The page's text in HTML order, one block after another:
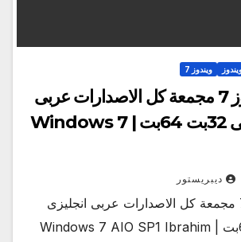
ويندوز 7
اسطوانة ويندوز 7 مجمعة كل الاصدارات عربى
انجليزى فرنسى 32بت 64بت | Windows 7
ديبريستور
اسطوانة ويندوز 7 مجمعة كل الاصدارات عربى انجليزى
فرنسى 32بت 64بت | Windows 7 AIO SP1 Ibrahim